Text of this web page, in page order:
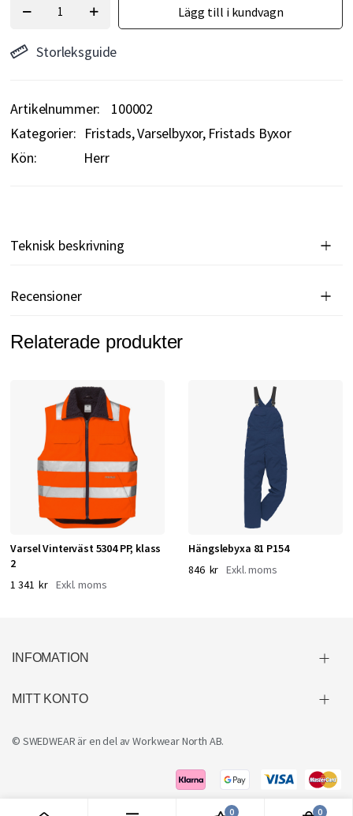
Lägg till i kundvagn
Storleksguide
Artikelnummer
100002
Kategorier: Fristads Varselbyxor Fristads Byxor
Kön:
Herr
Teknisk beskrivning
Recensioner
Relaterade produkter
Varsel Vinterväst 5304 PP, klass
2
1 341 kr
Hängslebyxa 81 P154
846 kr
INFOMATION
MITT KONTO
© SWEDWEAR är en del avWorkwear North AB.
0 0